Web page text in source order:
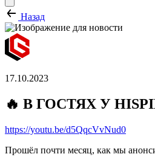
Назад
17.10.2023
🔥 В ГОСТЯХ У
https://youtu.be/d5QqcVvNud0
Прошёл почти месяц, как мы